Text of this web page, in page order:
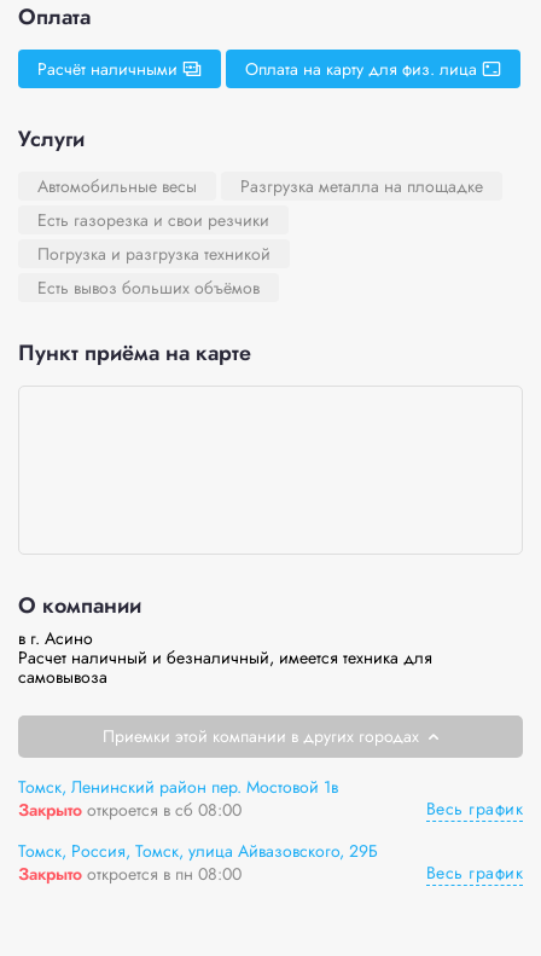
Оплата
Расчёт наличными Оплата на карту для физ. лица
Услуги
Автомобильные весы
Разгрузка металла на площадке
Есть газорезка и свои резчики
Погрузка и разгрузка техникой
Есть вывоз больших объёмов
Пункт приёма на карте
О компании
в г. Асино
Расчет наличный и безналичный, имеется техника для
самовывоза
Приемки этой компании в других городах
Томск, Ленинский район пер. Мостовой 1в
Закрыто откроется в сб 08:00
Весь график
Томск, Россия, Томск, улица Айвазовского, 29Б
Закрыто откроется в пн 08:00 Весь график